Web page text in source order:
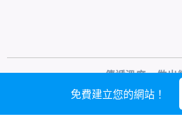
傳遞溫度，做出
由Webnode 提
免費建立您的網站！